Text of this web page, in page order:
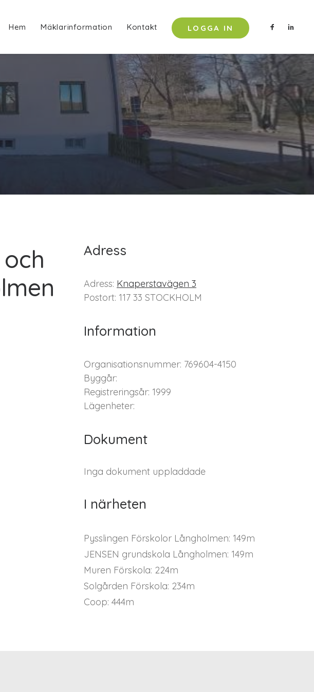
Hem Mäklarinformation Kontakt LOGGA IN
Adress
Adress: Knaperstavägen 3
Postort: 117 33 STOCKHOLM
Information
Organisationsnummer: 769604-4150
Byggår:
Registreringsår: 1999
Lägenheter:
Dokument
Inga dokument uppladdade
I närheten
Pysslingen Förskolor Långholmen: 149m
JENSEN grundskola Långholmen: 149m
Muren Förskola: 224m
Solgården Förskola: 234m
Coop: 444m